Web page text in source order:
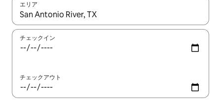
エリア
検索結果が表示されたら、上下の矢印キーを使って移動するか
チェックイン
チェックアウト